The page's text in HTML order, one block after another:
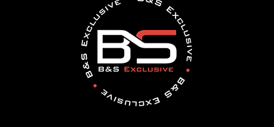
TT (8J3)
2.0 TFSI (2006/08-2010/
200 PS
TT Roadster
(8J9)
2.0 TFSI quattro (2008/06-
147 KW, 200 PS
TT Roadster
2.0 TFSI (2007/03-2010/06)